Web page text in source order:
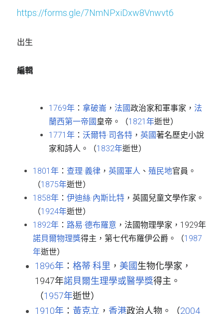
https://forms.gle/7NmNPxiDxw8Vnwvt6
出生
編輯
1769年 ： 拿破崙 ， 法國政治家和軍事家， 法
蘭西第一帝國 皇帝。（1821年逝世）
1771年 ： 沃爾特·司各特 ， 英國著名歷史小說
家和詩人。（1832年逝世）
1801年 ： 查理·義律 ， 英國軍人 、 殖民地官員。
（1875年逝世）
1858年 ： 伊迪絲·內斯比特 ，英國兒童文學作家。
（1924年逝世）
1892年 ： 路易·德布羅意 ，法國物理學家，1929年
諾貝爾物理獎得主，第七代布羅伊公爵。（1987
年逝世）
1896年 ： 格蒂·科里 ， 美國生物化學家，
1947年諾貝爾生理學或醫學獎得主。
（1957年逝世）
1910年 ： 黃克立 ， 香港政治人物。（2004